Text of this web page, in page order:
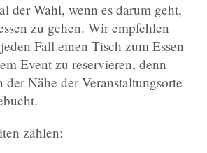
der Wahl, wenn es darum geht,
zu gehen. Wir empfehlen
Fall einen Tisch zum Essen
Event zu reservieren, denn
Nähe der Veranstaltungsorte
zählen: